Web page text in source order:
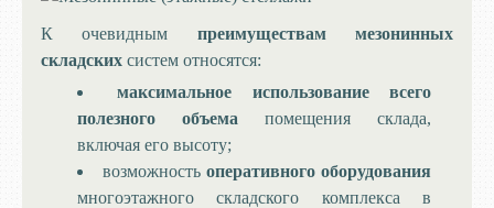
К очевидным преимуществам мезонинных
складских систем относятся:
максимальное использование всего
полезного объема помещения склада,
включая его высоту;
возможность оперативного оборудования
многоэтажного складского комплекса в